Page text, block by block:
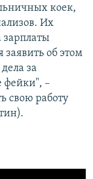
коек,
Их
об этом
за
фейки", –
свою работу